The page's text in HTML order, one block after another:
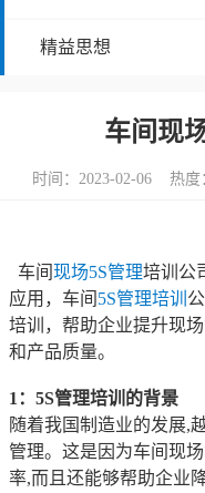
精益思想
车间现
时间：2023-02-06 热度
车间现场5S管理培训公
应用，车间 5S管理培训
培训，帮助企业提升现
和产品质量。
1：5S管理培训的背景
随着我国制造业的发展,
管理。这是因为车间现
率,而且还能够帮助企业